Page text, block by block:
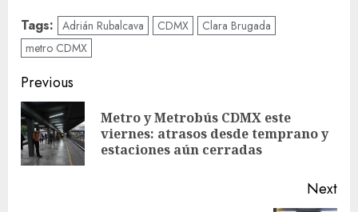
Tags: Adrián Rubalcava CDMX
Clara Brugada
metro CDMX
Post
navigation
Previous
Metro y Metrobús CDMX este
viernes: atrasos desde temprano y
estaciones aún cerradas
Next